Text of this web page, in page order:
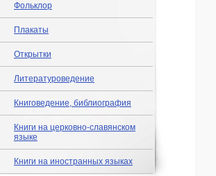
Фольклор
Плакаты
Открытки
Литературоведение
Книговедение, библиография
Книги на церковно-славянском
языке
Книги на иностранных языках